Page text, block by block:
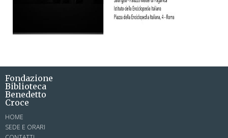
Fondazione
Biblioteca
Benedetto
Croce
HOME
SEDE E ORARI